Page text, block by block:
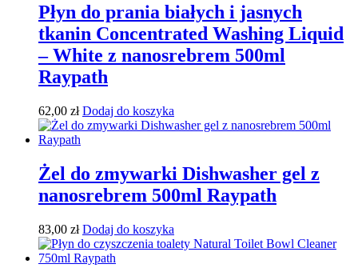
Płyn do prania białych i jasnych
tkanin Concentrated Washing Liquid
– White z nanosrebrem 500ml
Raypath
62,00 zł Dodaj do koszyka
Żel do zmywarki Dishwasher gel z
nanosrebrem 500ml Raypath
83,00 zł Dodaj do koszyka